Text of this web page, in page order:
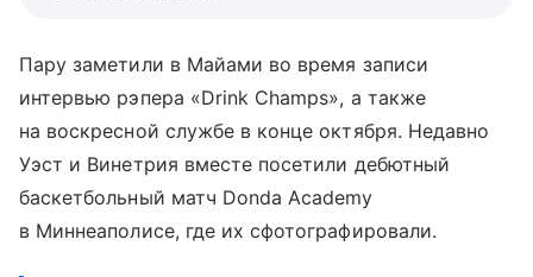
Пару заметили в Майами во время записи
интервью рэпера «Drink Champs», а также
на воскресной службе в конце октября. Недавно
Уэст и Винетрия вместе посетили дебютный
баскетбольный матч Donda Academy
в Миннеаполисе, где их сфотографировали.